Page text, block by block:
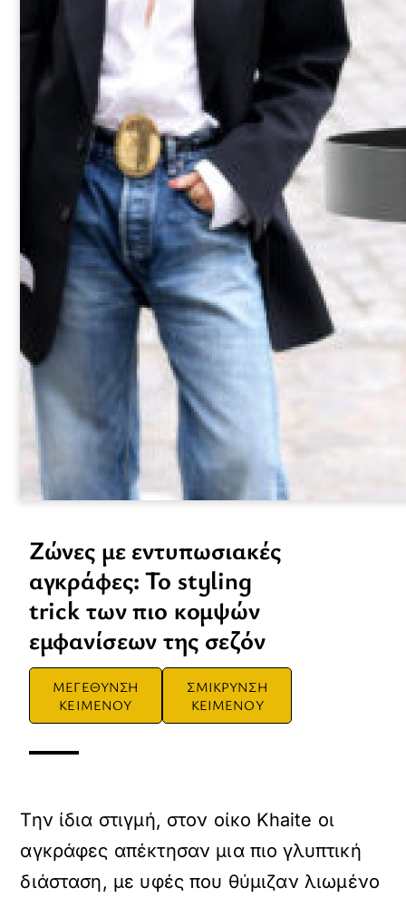
Ζώνες με εντυπωσιακές
αγκράφες: Το styling
trick των πιο κομψών
εμφανίσεων της σεζόν
ΜΕΓΕΘΥΝΣΗ
ΚΕΙΜΕΝΟΥ
ΣΜΙΚΡΥΝΣΗ
ΚΕΙΜΕΝΟΥ
Την ίδια στιγμή, στον οίκο Khaite οι
αγκράφες απέκτησαν μια πιο γλυπτική
διάσταση, με υφές που θύμιζαν λιωμένο